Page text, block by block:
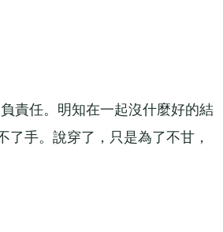
責任。明知在一起沒什麼好的結
了手。說穿了，只是為了不甘，